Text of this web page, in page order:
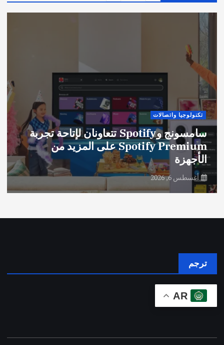
تكنولوجيا واتصالات
سامسونج وSpotify تتعاونان لإتاحة تجربة
Spotify Premium على المزيد من
الأجهزة
أغسطس 6, 2026
ترجم
AR